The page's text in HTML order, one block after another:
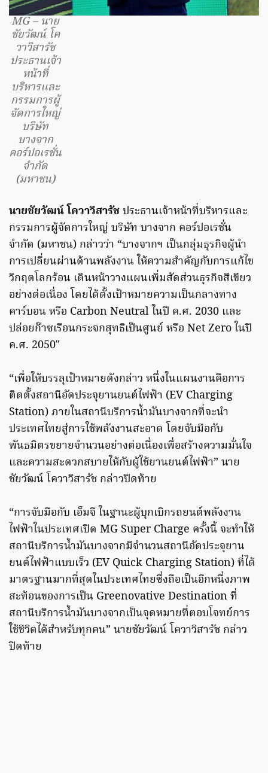
MG – นาย
ชัยวัฒน์ โค
วาวิสารัช
ประธานเจ้า
หน้าที่
บริหารและ
กรรมการผู้
จัดการใหญ่
บริษัท
บางจาก
คอร์ปอเรชั่น
จำกัด
(มหาชน)
นายชัยวัฒน์ โควาวิสารัชประธานเจ้าหน้าที่บริหารและ
กรรมการผู้จัดการใหญ่ บริษัท บางจาก คอร์ปอเรชั่น
จำกัด (มหาชน) กล่าวว่า “บางจากฯ เป็นกลุ่มธุรกิจผู้นำ
การเปลี่ยนผ่านด้านพลังงาน ให้ความสำคัญกับการแก้ไข
วิกฤตโลกร้อน เดินหน้าวางแผนเพิ่มสัดส่วนธุรกิจสีเขียว
อย่างต่อเนื่อง โดยได้ตั้งเป้าหมายความเป็นกลางทาง
คาร์บอน หรือ Carbon Neutral ในปี ค.ศ. 2030 และ
ปล่อยก๊าซเรือนกระจกสุทธิเป็นศูนย์ หรือ Net Zero ในปี
ค.ศ. 2050″
“เพื่อให้บรรลุเป้าหมายดังกล่าว หนึ่งในแผนงานคือการ
ติดตั้งสถานีอัดประจุยานยนต์ไฟฟ้า (EV Charging
Station) ภายในสถานีบริการน้ำมันบางจากที่จะนำ
ประเทศไทยสู่การใช้พลังงานสะอาด โดยจับมือกับ
พันธมิตรขยายจำนวนอย่างต่อเนื่องเพื่อสร้างความมั่นใจ
และความสะดวกสบายให้กับผู้ใช้ยานยนต์ไฟฟ้า” นาย
ชัยวัฒน์ โควาวิสารัช กล่าวปิดท้าย
“การจับมือกับ เอ็มจี ในฐานะผู้บุกเบิกรถยนต์พลังงาน
ไฟฟ้าในประเทศเปิด MG Super Charge ครั้งนี้ จะทำให้
สถานีบริการน้ำมันบางจากมีจำนวนสถานีอัดประจุยาน
ยนต์ไฟฟ้าแบบเร็ว (EV Quick Charging Station) ที่ได้
มาตรฐานมากที่สุดในประเทศไทยซึ่งถือเป็นอีกหนึ่งภาพ
สะท้อนของการเป็น Greenovative Destination ที่
สถานีบริการน้ำมันบางจากเป็นจุดหมายที่ตอบโจทย์การ
ใช้ชีวิตได้สำหรับทุกคน” นายชัยวัฒน์ โควาวิสารัช กล่าว
ปิดท้าย